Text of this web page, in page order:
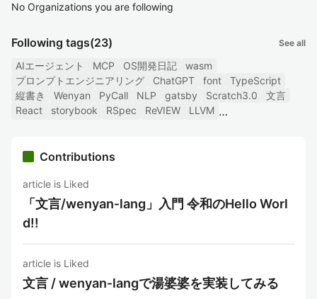
No Organizations you are following
Following tags(23) See all
AIエージェント MCP OS開発日記
wasm
プロンプトエンジニアリング
ChatGPT font
TypeScript
縦書き
Wenyan PyCall NLP gatsby Scratch3.0
文言
React
storybook RSpec ReVIEW LLVM
Contributions
article is Liked
「文言/wenyan‑lang」入門 令和のHello Worl
d!!
article is Liked
文言 / wenyan‑langで湯婆婆を実装してみる